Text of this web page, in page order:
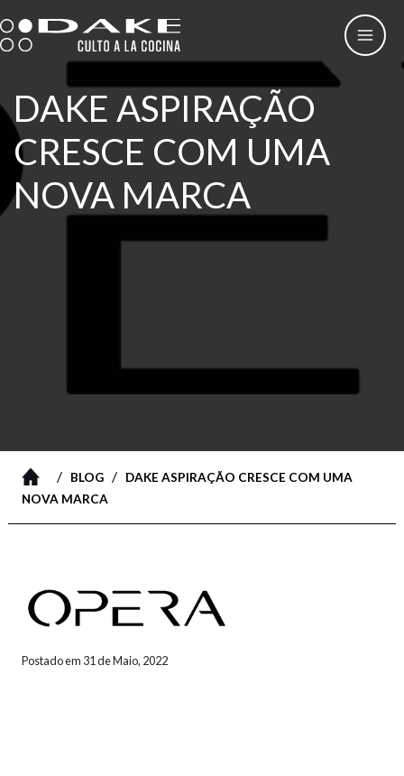
to
content
DAKE ASPIRAÇÃO
CRESCE COM UMA
NOVA MARCA
/ BLOG/
DAKE ASPIRAÇÃO CRESCE COM UMA
NOVA MARCA
Postado em 31 de Maio, 2022